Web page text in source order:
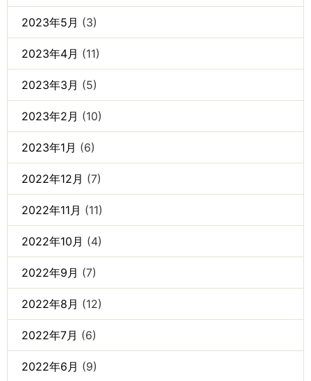
2023年5月 (3)
2023年4月 (11)
2023年3月 (5)
2023年2月 (10)
2023年1月 (6)
2022年12月 (7)
2022年11月 (11)
2022年10月 (4)
2022年9月 (7)
2022年8月 (12)
2022年7月 (6)
2022年6月 (9)